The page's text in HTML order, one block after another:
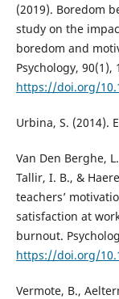
(2019). Boredom
study on the
boredom and
Psychology, 90(1),
https://doi.org/
Urbina, S. (2014).
Van Den Berghe,
Tallir, I. B., &
teachers’
satisfaction at
burnout.
https://doi.org/
Vermote, B.,